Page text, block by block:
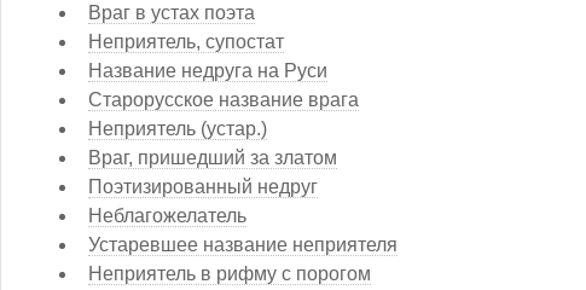
Враг в устах поэта
Неприятель, супостат
Название недруга на Руси
Старорусское название врага
Неприятель (устар.)
Враг, пришедший за златом
Поэтизированный недруг
Неблагожелатель
Устаревшее название неприятеля
Неприятель в рифму с порогом